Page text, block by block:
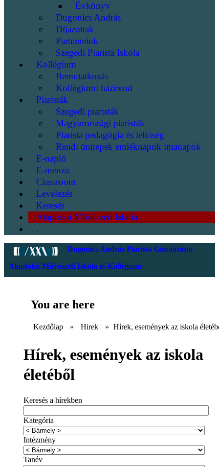
Évkönyv
Dugonics András
Díjazottak
Partnereink
Szegedi Piarista Iskola
Kollégium
Bemutatkozás
Kollégiumi házirend
Piaristák
Szegedi piaristák
Magyarországi piaristák
Piarista pedagógia és lelkiség
Rendi ünnepek emléknapok imanapok
E-napló
E-menza
Classroom
Levelezés
Keresés
Alapfokú Művészeti Iskola
.
Dugonics András Piarista Gimnázium
Alapfokú Művészeti Iskola és Kollégium
You are here
Kezdőlap » Hirek » Hírek, események az iskola
Hírek, események az iskola
életéből
Keresés a hírekben
Kategória
Intézmény
Tanév